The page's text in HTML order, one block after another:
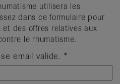
utilisera les
dans ce formulaire pour
et des offres relatives aux
le rhumatisme.
email valide. *